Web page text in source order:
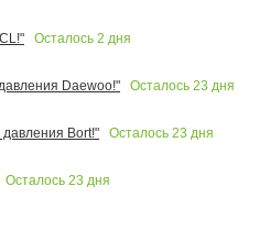
Осталось 2 дня
Daewoo!"
Осталось 23 дня
Bort!"
Осталось 23 дня
Осталось 23 дня